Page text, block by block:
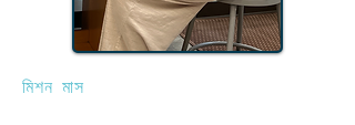
মিশন মাস